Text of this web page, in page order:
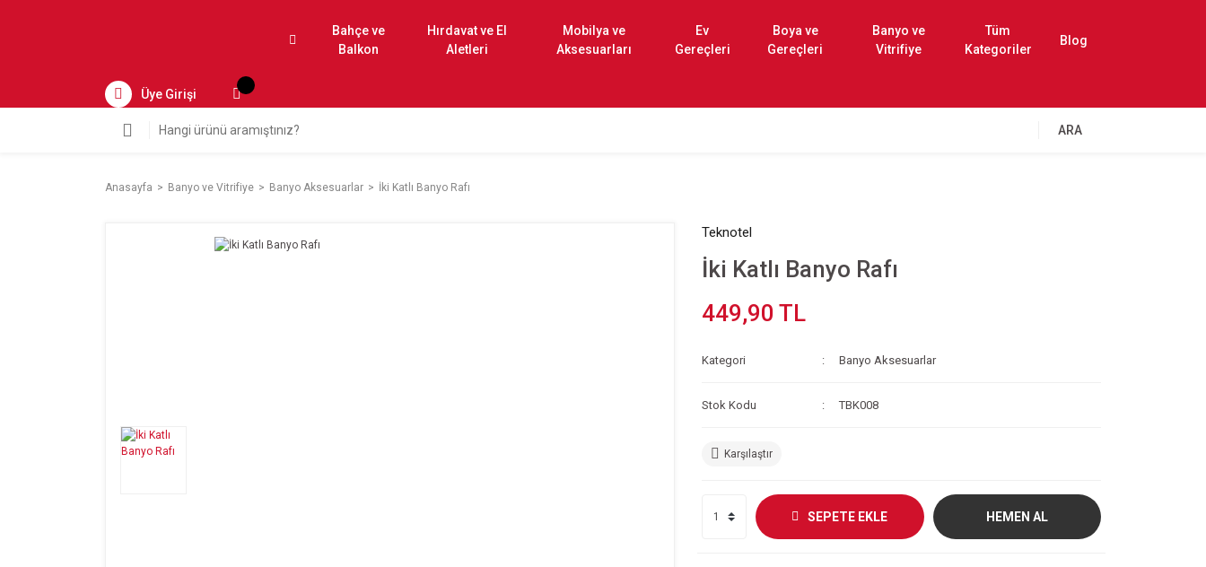
Bahçe ve
Balkon
Hırdavat ve El
Aletleri
Mobilya ve
Aksesuarları
Ev
Gereçleri
Boya ve
Gereçleri
Banyo ve
Vitrifiye
Tüm
Kategoriler
Blog
Üye Girişi
ARA
Anasayfa Banyo ve Vitrifiye Banyo Aksesuarlar İki Katlı Banyo Rafı
Teknotel
İki Katlı Banyo Rafı
449,90 TL
Kategori Banyo Aksesuarlar
Stok Kodu TBK008
Karşılaştır
SEPETE EKLE HEMEN AL